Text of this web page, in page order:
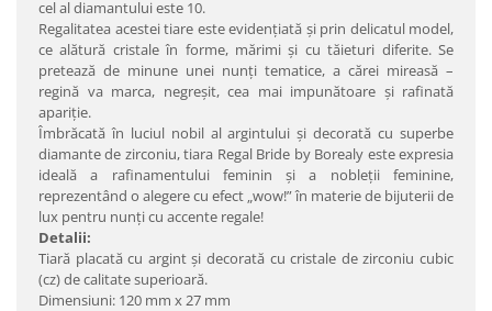
cel al diamantului este 10.
Regalitatea acestei tiare este evidenţiată şi prin delicatul model,
ce alătură cristale în forme, mărimi şi cu tăieturi diferite. Se
pretează de minune unei nunţi tematice, a cărei mireasă –
regină va marca, negreşit, cea mai impunătoare şi rafinată
apariţie.
Îmbrăcată în luciul nobil al argintului şi decorată cu superbe
diamante de zirconiu, tiara Regal Bride by Borealy este expresia
ideală a rafinamentului feminin şi a nobleţii feminine,
reprezentând o alegere cu efect „wow!” în materie de bijuterii de
lux pentru nunţi cu accente regale!
Detalii:
Tiară placată cu argint şi decorată cu cristale de zirconiu cubic
(cz) de calitate superioară.
Dimensiuni: 120 mm x 27 mm